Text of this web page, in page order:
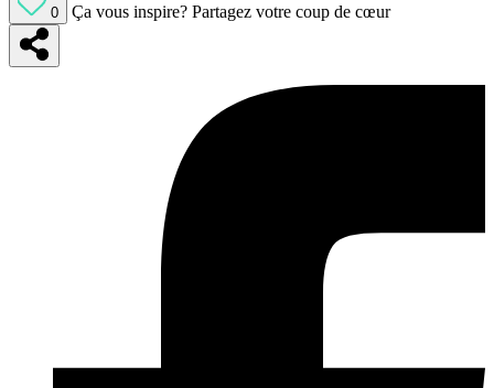
0 Ça vous inspire? Partagez votre coup de cœur